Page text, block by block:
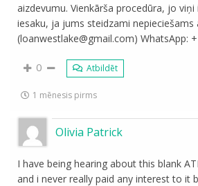
aizdevumu. Vienkārša procedūra, jo
iesaku, ja jums steidzami nepieciešams
(loanwestlake@gmail.com) WhatsApp:
0 Atbildēt
1 mēnesis pirms
Olivia Patrick
I have being hearing about this blank
and i never really paid any interest to it